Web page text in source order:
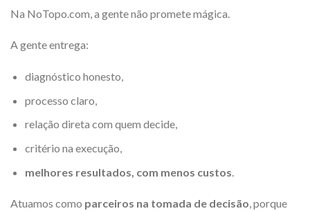
Na NoTopo.com, a gente não promete mágica.
A gente entrega:
diagnóstico honesto,
processo claro,
relação direta com quem decide,
critério na execução,
melhores resultados, com menos custos
Atuamos como parceiros na tomada de decisão, porque